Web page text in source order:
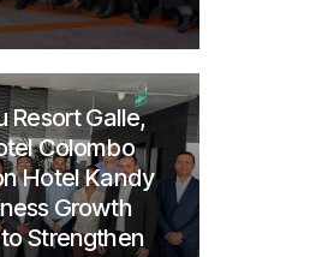
Resort Galle,
Colombo
Hotel Kandy
Growth
Strengthen